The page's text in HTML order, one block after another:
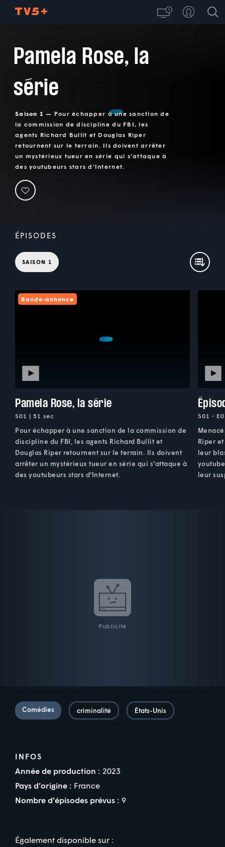
Pamela Rose, la
série
Saison 1 — Pour échapper à une sanction de
la commission de discipline du FBI, les
agents Richard Bullit et Douglas Riper
retournent sur le terrain. Ils doivent arrêter
un mystérieux tueur en série qui s'attaque à
des youtubeurs stars d'Internet.
ÉPISODES
SAISON 1
Bande-annonce
Pamela Rose, la série
S01 | 51 sec
Pour échapper à une sanction de la commission de
discipline du FBI, les agents Richard Bullit et
Douglas Riper retournent sur le terrain. Ils doivent
arrêter un mystérieux tueur en série qui s'attaque à
des youtubeurs stars d'Internet.
S01 •
Riper
leur
leur
Publicité
Comédies criminalité États-Unis
INFOS
Année de production : 2023
Pays d’origine : France
Nombre d’épisodes prévus : 9
Également disponible sur :